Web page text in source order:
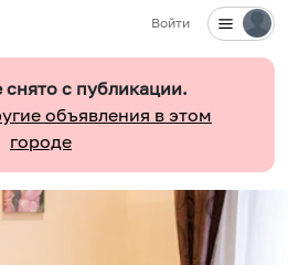
Войти
с публикации.
объявления в этом
городе